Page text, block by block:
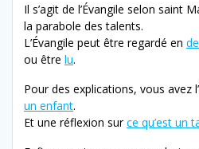
Il s’agit de l’Évangile selon saint
la parabole des talents.
L’Évangile peut être regardé en
ou être lu.
Pour des explications, vous avez
un enfant.
Et une réflexion sur ce qu’est un